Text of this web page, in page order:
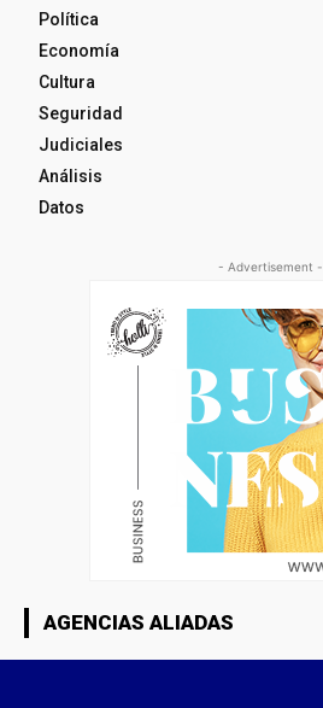
Política
Economía
Cultura
Seguridad
Judiciales
Análisis
Datos
- Advertisement -
AGENCIAS ALIADAS